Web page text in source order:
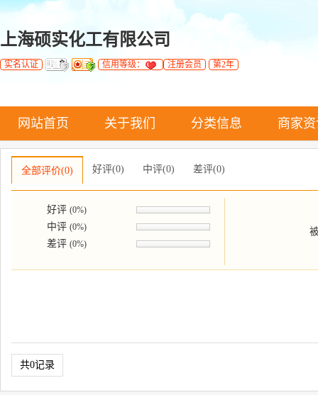
上海硕实化工有限公司
实名认证 信用等级： 注册会员 第2年
网站首页 关于我们 分类信息 商家
全部评价(0) 好评(0) 中评(0) 差评(0)
好评 (0%)
中评 (0%)
差评 (0%)
共0记录